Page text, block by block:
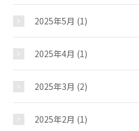
2025年5月 (1)
2025年4月 (1)
2025年3月 (2)
2025年2月 (1)